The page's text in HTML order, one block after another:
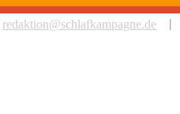
|
redaktion@schlafkampagne.de